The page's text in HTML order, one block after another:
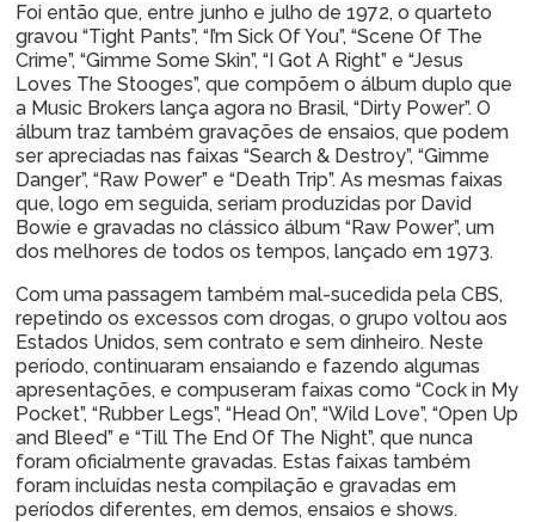
Foi então que, entre junho e julho de 1972, o quarteto
gravou “Tight Pants”, “I’m Sick Of You”, “Scene Of The
Crime”, “Gimme Some Skin”, “I Got A Right” e “Jesus
Loves The Stooges”, que compõem o álbum duplo que
a Music Brokers lança agora no Brasil, “Dirty Power”. O
álbum traz também gravações de ensaios, que podem
ser apreciadas nas faixas “Search & Destroy”, “Gimme
Danger”, “Raw Power” e “Death Trip”. As mesmas faixas
que, logo em seguida, seriam produzidas por David
Bowie e gravadas no clássico álbum “Raw Power”, um
dos melhores de todos os tempos, lançado em 1973.
Com uma passagem também mal-sucedida pela CBS,
repetindo os excessos com drogas, o grupo voltou aos
Estados Unidos, sem contrato e sem dinheiro. Neste
período, continuaram ensaiando e fazendo algumas
apresentações, e compuseram faixas como “Cock in My
Pocket”, “Rubber Legs”, “Head On”, “Wild Love”, “Open Up
and Bleed” e “Till The End Of The Night”, que nunca
foram oficialmente gravadas. Estas faixas também
foram incluídas nesta compilação e gravadas em
períodos diferentes, em demos, ensaios e shows.